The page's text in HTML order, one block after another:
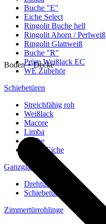
Buche "E"
Eiche Select
Ringolit Buche hell
Ringolit Ahorn / Perlweiß
Ringolit Glattweiß
Buche "R"
Prüm Weißlack EC
WE Zubehör
Schiebetüren
Streichfähig roh
Weißlack
Macore
Limba
Buche
europ. Eiche
Ganzglastüren
Drehtüren
Schiebetüren
Zimmertürrohlinge
Boden + Decke